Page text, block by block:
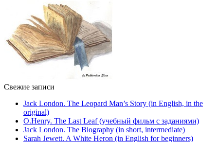
Свежие записи
Jack London. The Leopard Man’s Story (in English, in the
original)
O.Henry. The Last Leaf (учебный фильм с заданиями)
Jack London. The Biography (in short, intermediate)
Sarah Jewett. A White Heron (in English for beginners)